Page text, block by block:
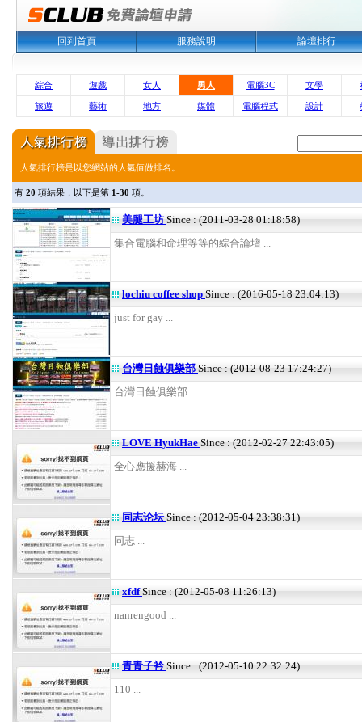
回到首頁 服務說明 論壇排行
綜合 遊戲 女人 男人 電腦3C 文學
旅遊 藝術 地方 媒體 電腦程式 設計
人氣排行榜是以您網站的人氣值做排名。
有 20 項結果，以下是第 1-30 項。
美腿工坊 Since : (2011-03-28 01:18:58)
集合電腦和命理等等的綜合論壇 ...
lochiu coffee shop Since : (2016-05-18 23:04:13)
just for gay ...
台灣日蝕俱樂部 Since : (2012-08-23 17:24:27)
台灣日蝕俱樂部 ...
LOVE HyukHae Since : (2012-02-27 22:43:05)
全心應援赫海 ...
同志论坛Since : (2012-05-04 23:38:31)
同志 ...
xfdfSince : (2012-05-08 11:26:13)
nanrengood ...
青青子衿Since : (2012-05-10 22:32:24)
110 ...